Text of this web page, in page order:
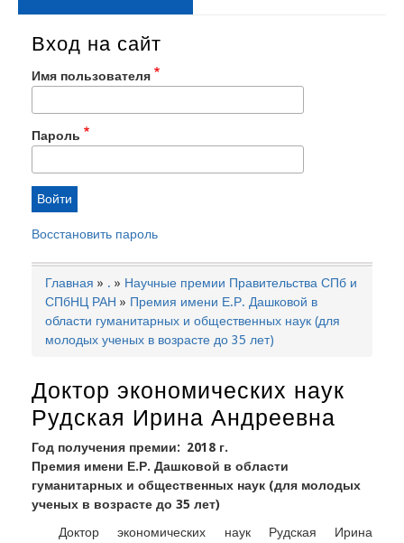
Вход на сайт
Имя пользователя
Пароль
Восстановить пароль
Строка
навигации
Главная .
Научные премии Правительства СПб и
СПбНЦ РАН
Премия имени Е.Р. Дашковой в
области гуманитарных и общественных наук (для
молодых ученых в возрасте до 35 лет)
Доктор экономических наук
Рудская Ирина Андреевна
Год получения премии
2018 г.
Премия имени Е.Р. Дашковой в области
гуманитарных и общественных наук (для молодых
ученых в возрасте до 35 лет)
Доктор экономических наук Рудская Ирина